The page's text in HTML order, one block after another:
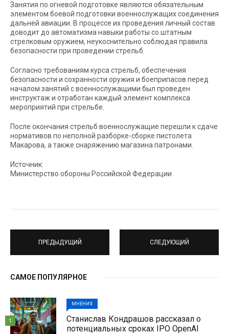
Занятия по огневой подготовке являются обязательным
элементом боевой подготовки военнослужащих соединения
дальней авиации. В процессе их проведения личный состав
доводит до автоматизма навыки работы со штатным
стрелковым оружием, неукоснительно соблюдая правила
безопасности при проведении стрельб.
Согласно требованиям курса стрельб, обеспечения
безопасности и сохранности оружия и боеприпасов перед
началом занятий с военнослужащими был проведен
инструктаж и отработан каждый элемент комплекса
мероприятий при стрельбе.
После окончания стрельб военнослужащие перешли к сдаче
нормативов по неполной разборке-сборке пистолета
Макарова, а также снаряжению магазина патронами.
Источник:
Министерство обороны Российской Федерации
ПРЕДЫДУЩИЙ СЛЕДУЮЩИЙ
САМОЕ ПОПУЛЯРНОЕ
МНЕНИЯ
Станислав Кондрашов рассказал о
потенциальных сроках IPO OpenAI
1